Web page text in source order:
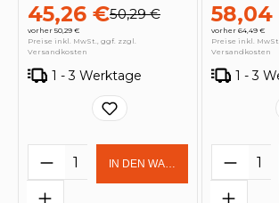
45,26 €50,29 €
vorher 50,29 €
Preise inkl. MwSt., ggf. zzgl.
Versandkosten
1 - 3 Werktage
Produkt Anzahl: Gib
IN DEN WARENKORB
vorher 64,49 €
Preise inkl.
Versandkosten
1 - 3